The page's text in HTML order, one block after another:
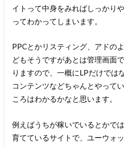
イトって中身をみればしっかり
ってわかってしまいます。
PPCとかリスティング、アドの
どもそうですがあとは管理画面
りますので、一概にLPだけでは
コンテンツなどちゃんとやって
ころはわかるかなと思います。
例えばうちが稼いでいるとかで
育てているサイトで、ユーウォ